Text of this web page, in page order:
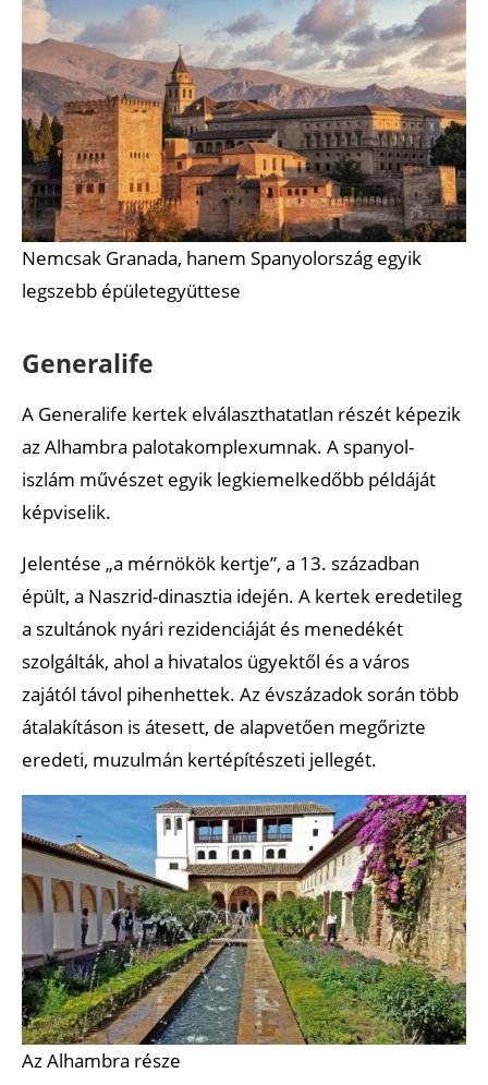
Nemcsak Granada, hanem Spanyolország egyik
legszebb épületegyüttese
Generalife
A Generalife kertek elválaszthatatlan részét képezik
az Alhambra palotakomplexumnak. A spanyol-
iszlám művészet egyik legkiemelkedőbb példáját
képviselik.
Jelentése „a mérnökök kertje”, a 13. században
épült, a Naszrid-dinasztia idején. A kertek eredetileg
a szultánok nyári rezidenciáját és menedékét
szolgálták, ahol a hivatalos ügyektől és a város
zajától távol pihenhettek. Az évszázadok során több
átalakításon is átesett, de alapvetően megőrizte
eredeti, muzulmán kertépítészeti jellegét.
Az Alhambra része